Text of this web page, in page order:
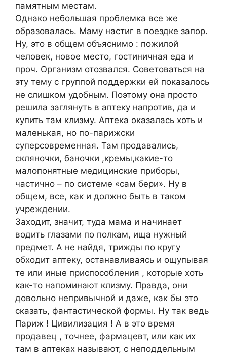
памятным местам.
Однако небольшая проблемка все же
образовалась. Маму настиг в поездке запор.
Ну, это в общем объяснимо : пожилой
человек, новое место, гостиничная еда и
проч. Организм отозвался. Советоваться на
эту тему с группой поддержки ей показалось
не слишком удобным. Поэтому она просто
решила заглянуть в аптеку напротив, да и
купить там клизму. Аптека оказалась хоть и
маленькая, но по-парижски
суперсовременная. Там продавались,
скляночки, баночки ,кремы,какие-то
малопонятные медицинские приборы,
частично – по системе «сам бери». Ну в
общем, все, как и должно быть в таком
учреждении.
Заходит, значит, туда мама и начинает
водить глазами по полкам, ища нужный
предмет. А не найдя, трижды по кругу
обходит аптеку, останавливаясь и ощупывая
те или иные приспособления , которые хоть
как-то напоминают клизму. Правда, они
довольно непривычной и даже, как бы это
сказать, фантастической формы. Ну так ведь
Париж ! Цивилизация ! А в это время
продавец , точнее, фармацевт, или как их
там в аптеках называют, с неподдельным